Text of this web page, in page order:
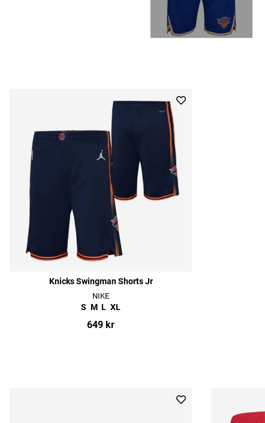
Knicks Swingman Shorts Jr
NIKE
S M L XL
649 kr